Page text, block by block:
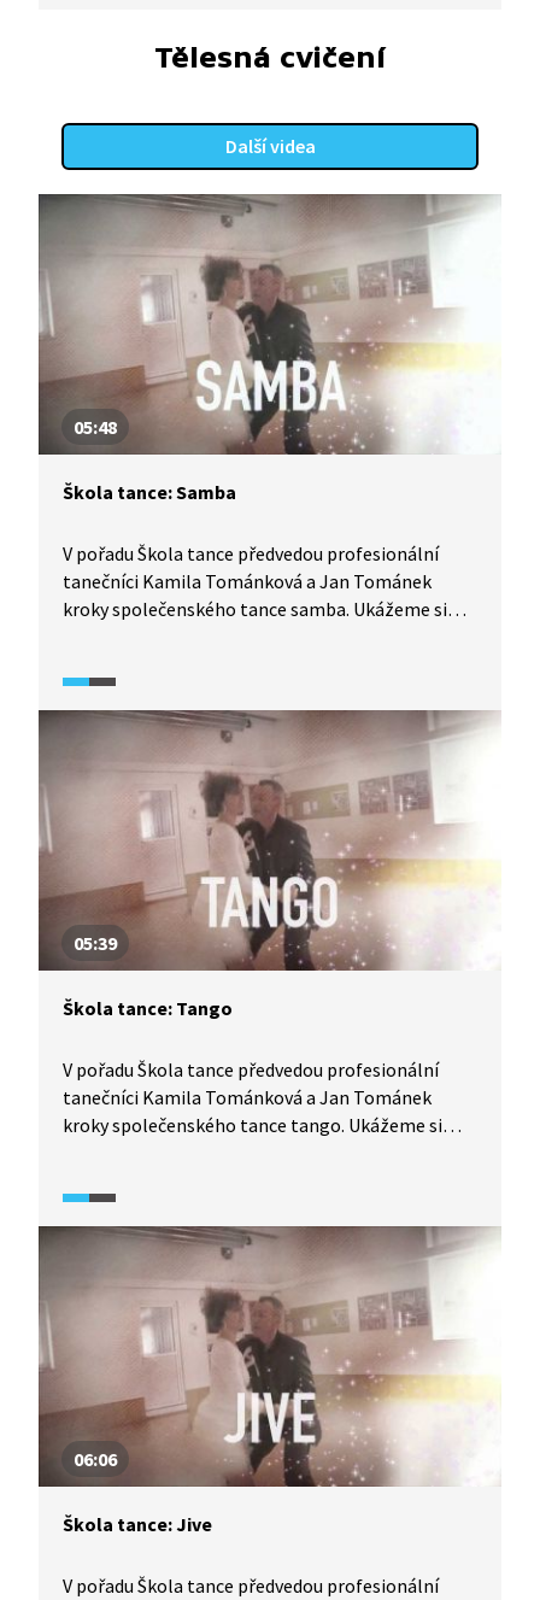
Tělesná cvičení
Další videa
05:48
Škola tance: Samba
V pořadu Škola tance předvedou profesionální
tanečníci Kamila Tománková a Jan Tománek
kroky společenského tance samba. Ukážeme si
naučit.
05:39
Škola tance: Tango
V pořadu Škola tance předvedou profesionální
tanečníci Kamila Tománková a Jan Tománek
kroky společenského tance tango. Ukážeme si
naučit. Vyzkoušejte to také.
06:06
Škola tance: Jive
V pořadu Škola tance předvedou profesionální